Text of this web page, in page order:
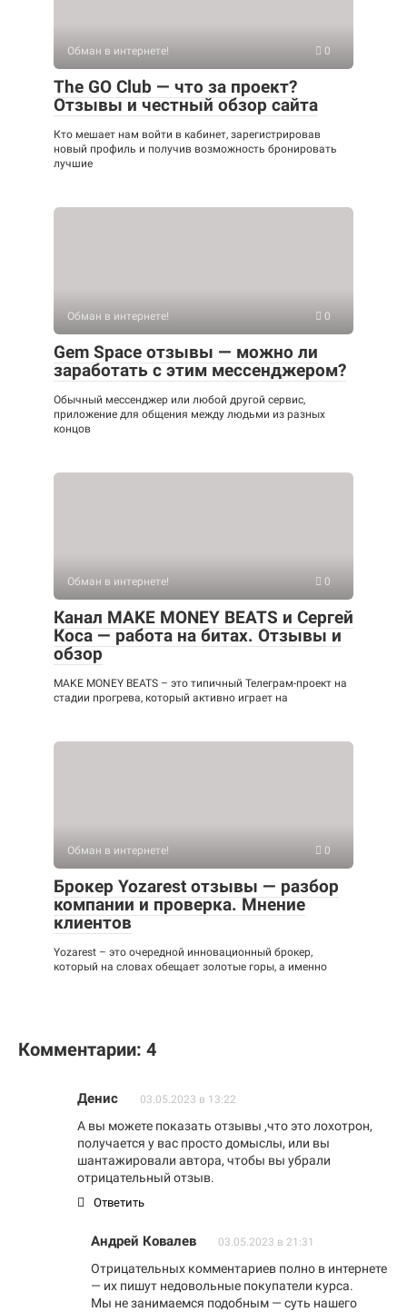
Обман в интернете! 0
The GO Club — что за проект?
Отзывы и честный обзор сайта
Кто мешает нам войти в кабинет, зарегистрировав
новый профиль и получив возможность бронировать
лучшие
Обман в интернете! 0
Gem Space отзывы — можно ли
заработать с этим мессенджером?
Обычный мессенджер или любой другой сервис,
приложение для общения между людьми из разных
концов
Обман в интернете! 0
Канал MAKE MONEY BEATS и Сергей
Коса — работа на битах. Отзывы и
обзор
MAKE MONEY BEATS – это типичный Телеграм-проект на
стадии прогрева, который активно играет на
Обман в интернете! 0
Брокер Yozarest отзывы — разбор
компании и проверка. Мнение
клиентов
Yozarest – это очередной инновационный брокер,
который на словах обещает золотые горы, а именно
Комментарии: 4
Денис 03.05.2023 в 13:22
А вы можете показать отзывы ,что это лохотрон,
получается у вас просто домыслы, или вы
шантажировали автора, чтобы вы убрали
отрицательный отзыв.
Ответить
Андрей Ковалев 03.05.2023 в 21:31
Отрицательных комментариев полно в интернете
— их пишут недовольные покупатели курса.
Мы не занимаемся подобным — суть нашего